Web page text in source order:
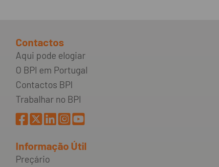
Contactos
Aqui pode elogiar
O BPI em Portugal
Contactos BPI
Trabalhar no BPI
Informação Útil
Preçário